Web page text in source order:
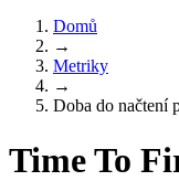
Domů
→
Metriky
→
Doba do načtení
Time To